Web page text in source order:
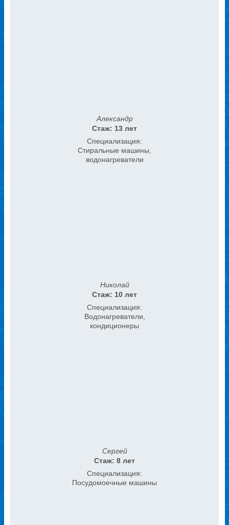
Александр
Стаж: 13 лет
Специализация:
Стиральные машины,
водонагреватели
Николай
Стаж: 10 лет
Специализация:
Водонагреватели,
кондиционеры
Сергей
Стаж: 8 лет
Специализация:
Посудомоечные машины